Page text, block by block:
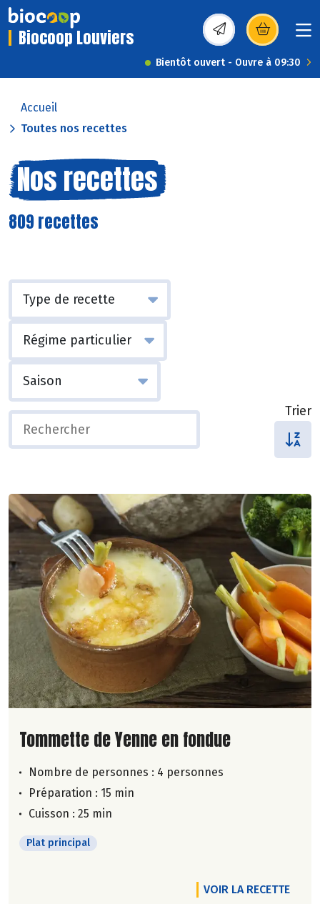
Biocoop Louviers (s’ouvre dans une
Bientôt ouvert - Ouvre à 09:30
Accueil
Toutes nos recettes
Nos recettes
809 recettes
Trier
Lire la suite de la recette
Tommette de Yenne en fondue
Nombre de personnes : 4 personnes
Préparation : 15 min
Cuisson : 25 min
Plat principal
VOIR LA RECETTE